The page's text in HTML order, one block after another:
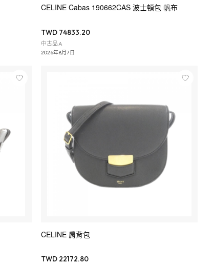
CELINE Cabas 190662CAS 波士頓包 帆布
TWD 74833.20
中古品A
2026年8月7日
CELINE 肩背包
TWD 22172.80